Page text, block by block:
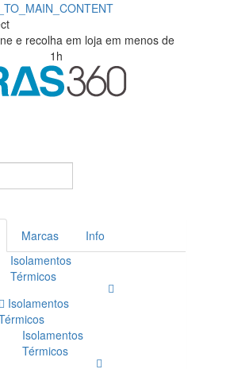
e recolha em loja em menos de
1h
Marcas
Info
Isolamentos
Térmicos
Isolamentos
Isolamentos
Térmicos